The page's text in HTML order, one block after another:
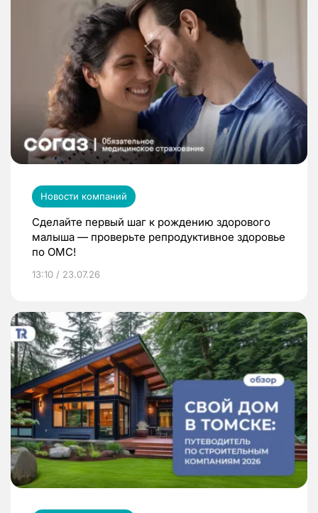
Новости компаний
Сделайте первый шаг к рождению здорового
малыша — проверьте репродуктивное здоровье
по ОМС!
13:10 / 23.07.26